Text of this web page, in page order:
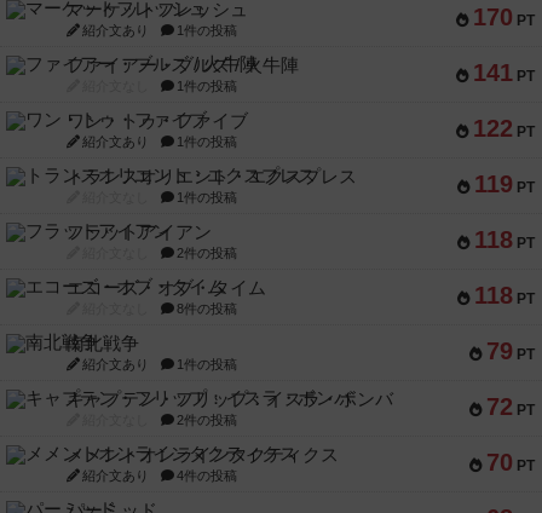
170 PT
マーケットフレッシュ
紹介文あり 1件の投稿
141 PT
ファイアー・ブルズ / 火牛陣
1件の投稿
122 PT
ワン・トゥ・ファイブ
紹介文あり 1件の投稿
119 PT
トランスオリエント・エクスプレス
1件の投稿
118 PT
フラットアイアン
2件の投稿
118 PT
エコーズ・オブ・タイム
8件の投稿
79 PT
南北戦争
紹介文あり 1件の投稿
72 PT
キャプテン・フリップ：イスラ・ボンバ
2件の投稿
70 PT
メメントオンラインタクティクス
紹介文あり 4件の投稿